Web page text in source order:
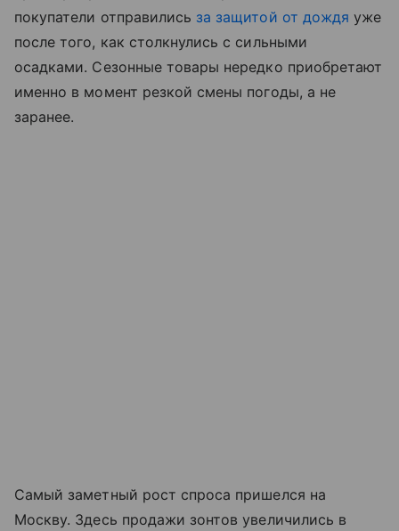
покупатели отправились за защитой от дождя уже
после того, как столкнулись с сильными
осадками. Сезонные товары нередко приобретают
именно в момент резкой смены погоды, а не
заранее.
Самый заметный рост спроса пришелся на
Москву. Здесь продажи зонтов увеличились в